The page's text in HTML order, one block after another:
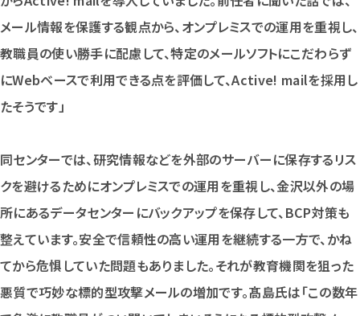
メール情報を保護する観点から、オンプレミスでの運用を重視し、
教職員の使い勝手に配慮して、特定のメールソフトにこだわらず
にWebベースで利用できる点を評価して、Active! mailを採用し
たそうです」
同センターでは、研究情報などを外部のサーバーに保存するリス
クを避けるためにオンプレミスでの運用を重視し、金沢以外の場
所にあるデータセンターにバックアップを保存して、BCP対策も
整えています。安全で信頼性の高い運用を継続する一方で、かね
てから危惧していた問題もありました。それが教育機関を狙った
悪質で巧妙な標的型攻撃メールの増加です。髙島氏は「この数年